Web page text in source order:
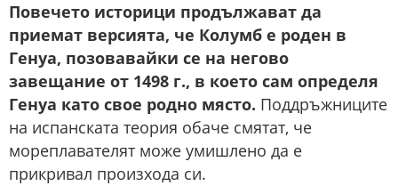
Повечето историци продължават да
приемат версията, че Колумб е роден в
Генуа, позовавайки се на негово
завещание от 1498 г., в което сам определя
Генуа като свое родно място. Поддръжниците
на испанската теория обаче смятат, че
мореплавателят може умишлено да е
прикривал произхода си.